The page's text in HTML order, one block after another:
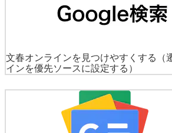
文春オンラインを見つけやすくする
インを優先ソースに設定する）